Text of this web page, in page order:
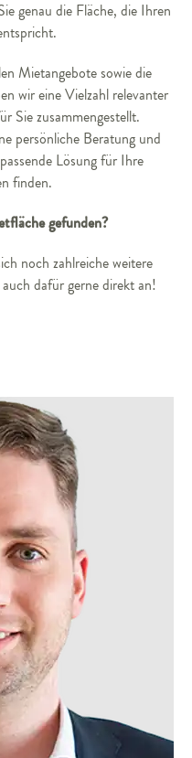
genau die Fläche, die Ihren
Mietangebote sowie die
wir eine Vielzahl relevanter
Sie zusammengestellt.
persönliche Beratung und
Lösung für Ihre
finden.
gefunden?
noch zahlreiche weitere
dafür gerne direkt an!